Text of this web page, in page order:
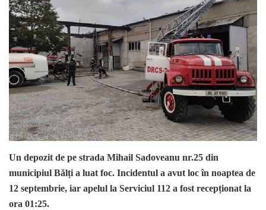
Un depozit de pe strada Mihail Sadoveanu nr.25 din
municipiul Bălți a luat foc. Incidentul a avut loc în noaptea de
12 septembrie, iar apelul la Serviciul 112 a fost recepționat la
ora 01:25.